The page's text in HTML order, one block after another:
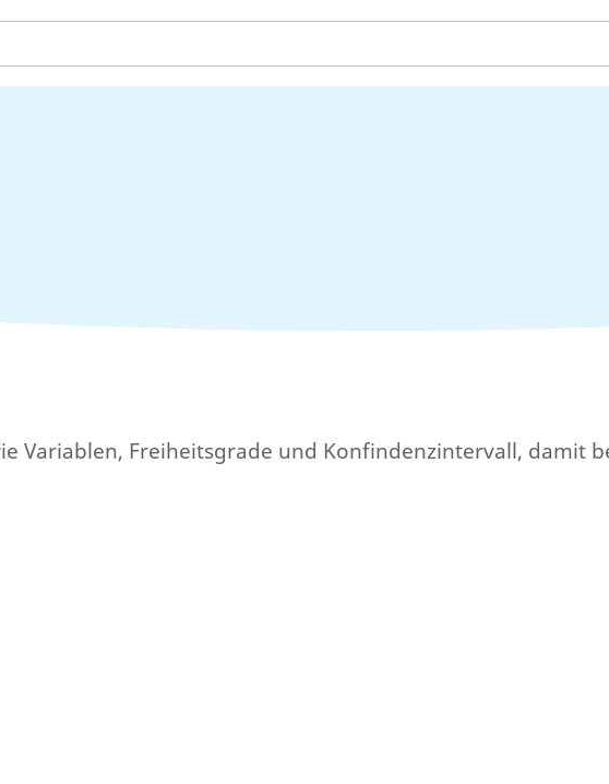
Variablen, Freiheitsgrade und Konfindenzintervall, damit